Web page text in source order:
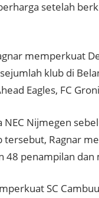
setelah
memperkuat
klub di
Eagles, FC
Nijmegen
tersebut, Ragnar
48 penampilan dan
SC